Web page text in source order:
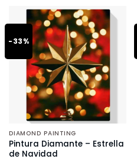
-33%
DIAMOND PAINTING
Pintura Diamante – Estrella
de Navidad